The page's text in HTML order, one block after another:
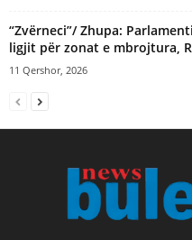
“Zvërneci”/ Zhupa:
ligjit për zonat e mbrojtura,
11 Qershor, 2026